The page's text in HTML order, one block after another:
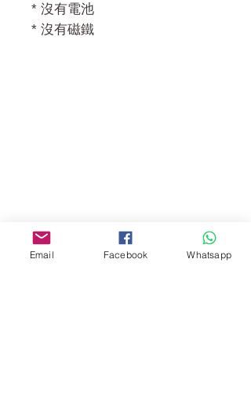
* 沒有電池
* 沒有磁鐵
商場2樓275A
Email Facebook Whatsapp